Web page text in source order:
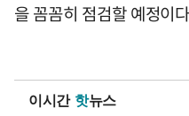
을 꼼꼼히 점검할 예정이
이시간 핫뉴스